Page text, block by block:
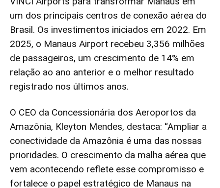
um dos principais centros de conexão aérea do
Brasil. Os investimentos iniciados em 2022. Em
2025, o Manaus Airport recebeu 3,356 milhões
de passageiros, um crescimento de 14% em
relação ao ano anterior e o melhor resultado
registrado nos últimos anos.
O CEO da Concessionária dos Aeroportos da
Amazônia, Kleyton Mendes, destaca: “Ampliar a
conectividade da Amazônia é uma das nossas
prioridades. O crescimento da malha aérea que
vem acontecendo reflete esse compromisso e
fortalece o papel estratégico de Manaus na